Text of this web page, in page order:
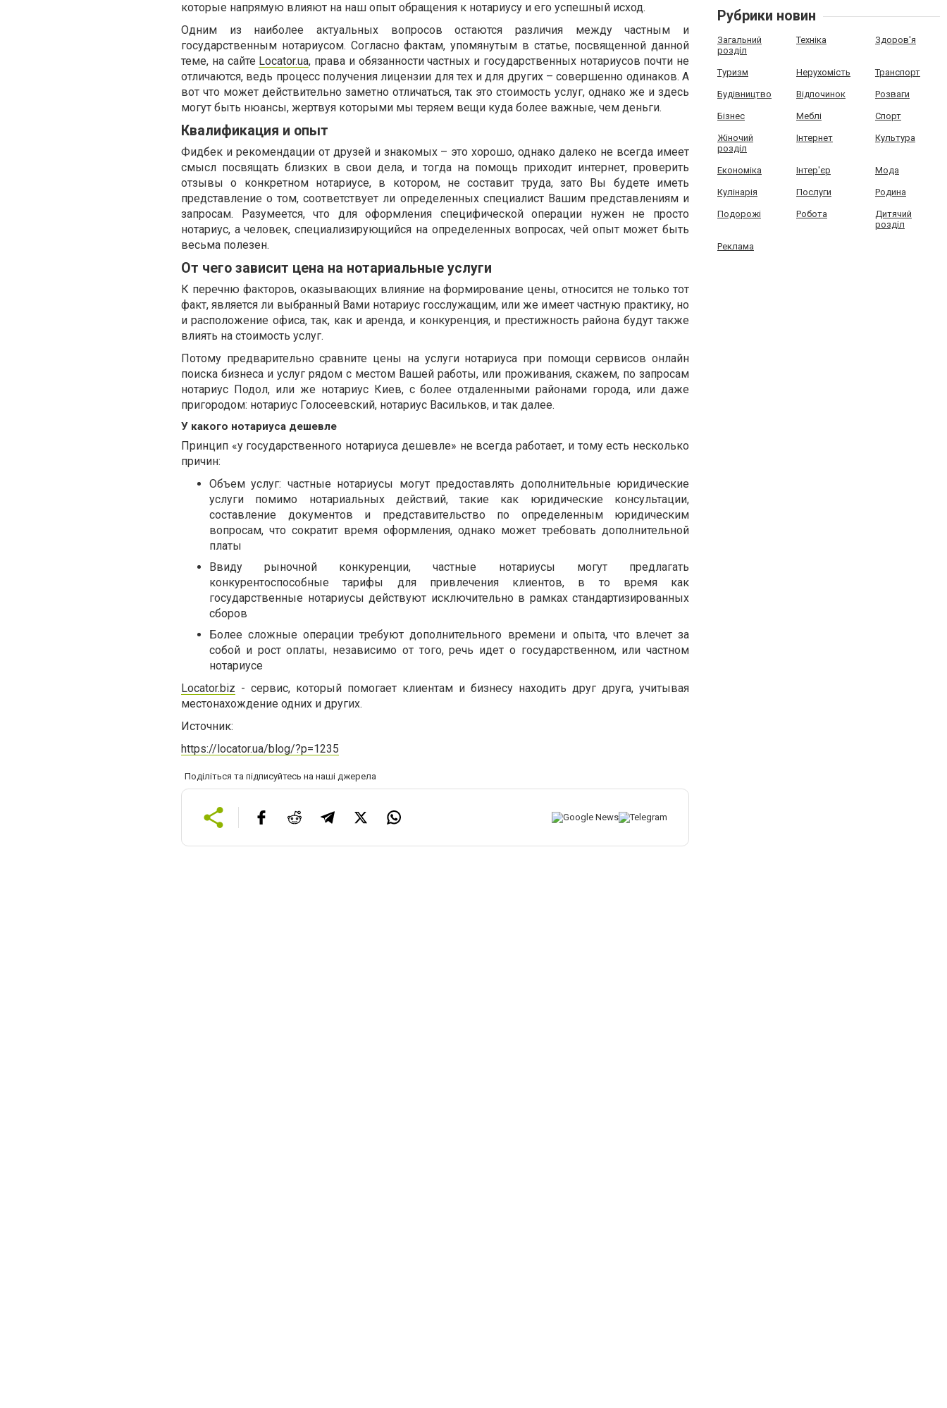
которые напрямую влияют на наш опыт обращения к нотариусу и его успешный исход.
Одним из наиболее актуальных вопросов остаются различия между частным и
государственным нотариусом. Согласно фактам, упомянутым в статье, посвященной данной
теме, на сайте Locator.ua, права и обязанности частных и государственных нотариусов почти не
отличаются, ведь процесс получения лицензии для тех и для других – совершенно одинаков. А
вот что может действительно заметно отличаться, так это стоимость услуг, однако же и здесь
могут быть нюансы, жертвуя которыми мы теряем вещи куда более важные, чем деньги.
Квалификация и опыт
Фидбек и рекомендации от друзей и знакомых – это хорошо, однако далеко не всегда имеет
смысл посвящать близких в свои дела, и тогда на помощь приходит интернет, проверить
отзывы о конкретном нотариусе, в котором, не составит труда, зато Вы будете иметь
представление о том, соответствует ли определенных специалист Вашим представлениям и
запросам. Разумеется, что для оформления специфической операции нужен не просто
нотариус, а человек, специализирующийся на определенных вопросах, чей опыт может быть
весьма полезен.
От чего зависит цена на нотариальные услуги
К перечню факторов, оказывающих влияние на формирование цены, относится не только тот
факт, является ли выбранный Вами нотариус госслужащим, или же имеет частную практику, но
и расположение офиса, так, как и аренда, и конкуренция, и престижность района будут также
влиять на стоимость услуг.
Потому предварительно сравните цены на услуги нотариуса при помощи сервисов онлайн
поиска бизнеса и услуг рядом с местом Вашей работы, или проживания, скажем, по запросам
нотариус Подол, или же нотариус Киев, с более отдаленными районами города, или даже
пригородом: нотариус Голосеевский, нотариус Васильков, и так далее.
У какого нотариуса дешевле
Принцип «у государственного нотариуса дешевле» не всегда работает, и тому есть несколько
причин:
Объем услуг: частные нотариусы могут предоставлять дополнительные юридические
услуги помимо нотариальных действий, такие как юридические консультации,
составление документов и представительство по определенным юридическим
вопросам, что сократит время оформления, однако может требовать дополнительной
платы
Ввиду рыночной конкуренции, частные нотариусы могут предлагать
конкурентоспособные тарифы для привлечения клиентов, в то время как
государственные нотариусы действуют исключительно в рамках стандартизированных
сборов
Более сложные операции требуют дополнительного времени и опыта, что влечет за
собой и рост оплаты, независимо от того, речь идет о государственном, или частном
нотариусе
Locator.biz - сервис, который помогает клиентам и бизнесу находить друг друга, учитывая
местонахождение одних и других.
Источник:
https://locator.ua/blog/?p=1235
Поділіться та підписуйтесь на наші джерела
Рубрики новин
Загальний
розділ
Техніка Здоров'я
Туризм Нерухомість Транспорт
Будівництво Відпочинок Розваги
Бізнес Меблі Спорт
Жіночий
розділ
Інтернет Культура
Економіка Інтер'єр Мода
Кулінарія Послуги Родина
Подорожі Робота
Дитячий
розділ
Реклама